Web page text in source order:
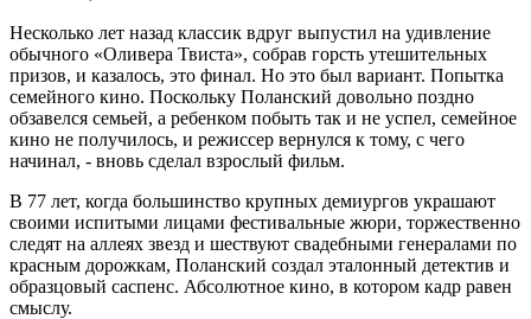
Несколько лет назад классик вдруг выпустил на удивление
обычного «Оливера Твиста», собрав горсть утешительных
призов, и казалось, это финал. Но это был вариант. Попытка
семейного кино. Поскольку Поланский довольно поздно
обзавелся семьей, а ребенком побыть так и не успел, семейное
кино не получилось, и режиссер вернулся к тому, с чего
начинал, - вновь сделал взрослый фильм.
В 77 лет, когда большинство крупных демиургов украшают
своими испитыми лицами фестивальные жюри, торжественно
следят на аллеях звезд и шествуют свадебными генералами по
красным дорожкам, Поланский создал эталонный детектив и
образцовый саспенс. Абсолютное кино, в котором кадр равен
смыслу.